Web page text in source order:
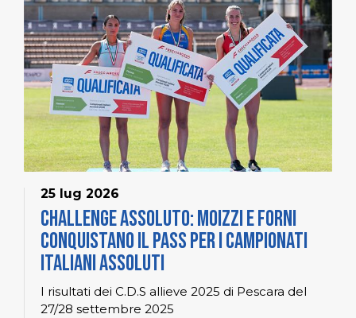
25 lug 2026
Challenge Assoluto: Moizzi e Forni
conquistano il pass per i Campionati
Italiani Assoluti
I risultati dei C.D.S allieve 2025 di Pescara del
27/28 settembre 2025